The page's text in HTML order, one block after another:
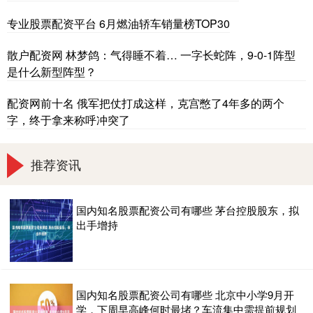
专业股票配资平台 6月燃油轿车销量榜TOP30
散户配资网 林梦鸽：气得睡不着… 一字长蛇阵，9-0-1阵型
是什么新型阵型？
配资网前十名 俄军把仗打成这样，克宫憋了4年多的两个
字，终于拿来称呼冲突了
推荐资讯
国内知名股票配资公司有哪些 茅台控股股东，拟
出手增持
国内知名股票配资公司有哪些 北京中小学9月开
学，下周早高峰何时最堵？车流集中需提前规划